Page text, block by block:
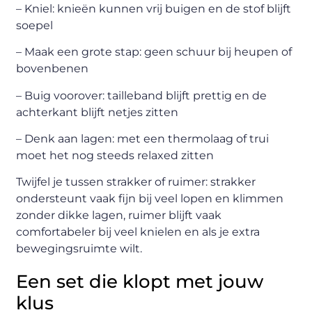
– Kniel: knieën kunnen vrij buigen en de stof blijft
soepel
– Maak een grote stap: geen schuur bij heupen of
bovenbenen
– Buig voorover: tailleband blijft prettig en de
achterkant blijft netjes zitten
– Denk aan lagen: met een thermolaag of trui
moet het nog steeds relaxed zitten
Twijfel je tussen strakker of ruimer: strakker
ondersteunt vaak fijn bij veel lopen en klimmen
zonder dikke lagen, ruimer blijft vaak
comfortabeler bij veel knielen en als je extra
bewegingsruimte wilt.
Een set die klopt met jouw
klus